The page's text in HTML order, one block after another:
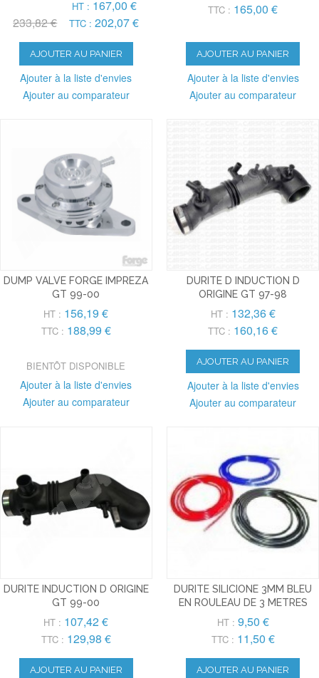
233,82 €
HT : 167,00 €
TTC : 202,07 €
AJOUTER AU PANIER
Ajouter à la liste d'envies
Ajouter au comparateur
TTC : 165,00 €
AJOUTER AU PANIER
Ajouter à la liste d'envies
Ajouter au comparateur
DUMP VALVE FORGE IMPREZA
GT 99-00
HT : 156,19 €
TTC : 188,99 €
BIENTÔT DISPONIBLE
Ajouter à la liste d'envies
Ajouter au comparateur
DURITE D INDUCTION D
ORIGINE GT 97-98
HT : 132,36 €
TTC : 160,16 €
AJOUTER AU PANIER
Ajouter à la liste d'envies
Ajouter au comparateur
DURITE INDUCTION D ORIGINE
GT 99-00
HT : 107,42 €
TTC : 129,98 €
AJOUTER AU PANIER
DURITE SILICIONE 3MM BLEU
EN ROULEAU DE 3 METRES
HT : 9,50 €
TTC : 11,50 €
AJOUTER AU PANIER